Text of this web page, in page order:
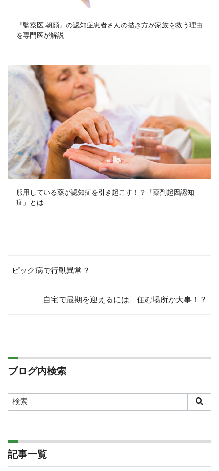
『監察医 朝顔』の認知症患者さんの描き方が家族を救う理由
を専門医が解説
服用している薬が認知症を引き起こす！？「薬剤起因認知
症」とは
ピック病で行動異常？
自宅で最期を迎えるには、住む場所が大事！？
ブログ内検索
記事一覧